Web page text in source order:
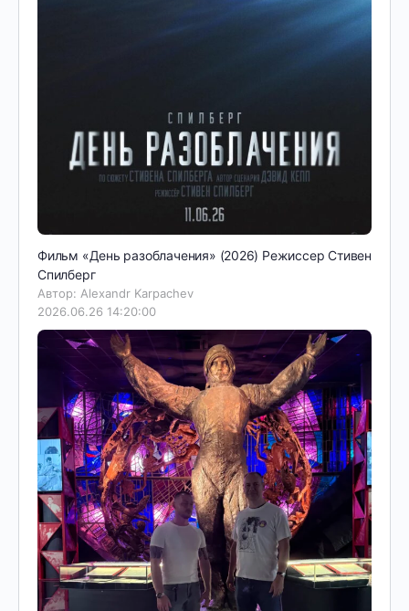
Фильм «День разоблачения» (2026) Режиссер Стивен
Спилберг
Автор: Alexandr Karpachev
2026.06.26 14:20:00